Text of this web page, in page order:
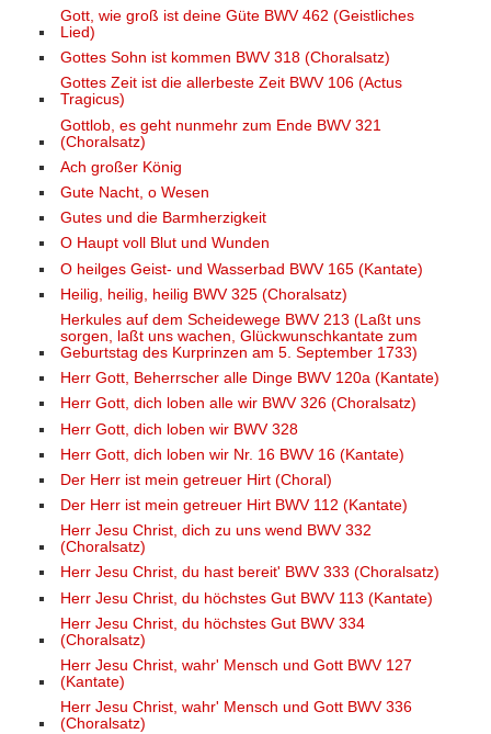
Gott, wie groß ist deine Güte BWV 462 (Geistliches
Lied)
Gottes Sohn ist kommen BWV 318 (Choralsatz)
Gottes Zeit ist die allerbeste Zeit BWV 106 (Actus
Tragicus)
Gottlob, es geht nunmehr zum Ende BWV 321
(Choralsatz)
Ach großer König
Gute Nacht, o Wesen
Gutes und die Barmherzigkeit
O Haupt voll Blut und Wunden
O heilges Geist- und Wasserbad BWV 165 (Kantate)
Heilig, heilig, heilig BWV 325 (Choralsatz)
Herkules auf dem Scheidewege BWV 213 (Laßt uns
sorgen, laßt uns wachen, Glückwunschkantate zum
Geburtstag des Kurprinzen am 5. September 1733)
Herr Gott, Beherrscher alle Dinge BWV 120a (Kantate)
Herr Gott, dich loben alle wir BWV 326 (Choralsatz)
Herr Gott, dich loben wir BWV 328
Herr Gott, dich loben wir Nr. 16 BWV 16 (Kantate)
Der Herr ist mein getreuer Hirt (Choral)
Der Herr ist mein getreuer Hirt BWV 112 (Kantate)
Herr Jesu Christ, dich zu uns wend BWV 332
(Choralsatz)
Herr Jesu Christ, du hast bereit' BWV 333 (Choralsatz)
Herr Jesu Christ, du höchstes Gut BWV 113 (Kantate)
Herr Jesu Christ, du höchstes Gut BWV 334
(Choralsatz)
Herr Jesu Christ, wahr' Mensch und Gott BWV 127
(Kantate)
Herr Jesu Christ, wahr' Mensch und Gott BWV 336
(Choralsatz)